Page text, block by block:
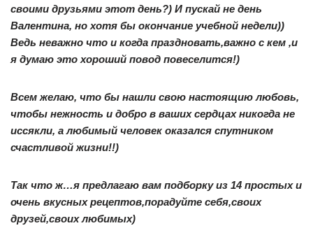
своими друзьями этот день?) И пускай не день
Валентина, но хотя бы окончание учебной недели))
Ведь неважно что и когда праздновать,важно с кем ,и
я думаю это хороший повод повеселится!)
Всем желаю, что бы нашли свою настоящию любовь,
чтобы нежность и добро в ваших сердцах никогда не
иссякли, а любимый человек оказался спутником
счастливой жизни!!)
Так что ж…я предлагаю вам подборку из 14 простых и
очень вкусных рецептов,порадуйте себя,своих
друзей,своих любимых)